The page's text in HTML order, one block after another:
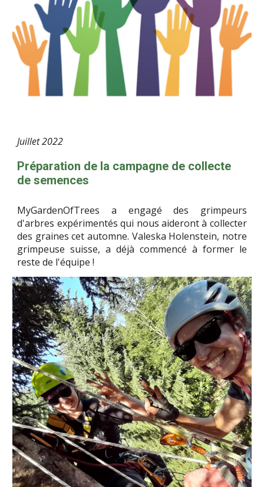
Juillet2022
Préparation de la campagne de collecte
de semences
MyGardenOfTrees a engagé des grimpeurs
d'arbres expérimentés qui nous aideront à collecter
des graines cet automne. Valeska Holenstein, notre
grimpeuse suisse, a déjà commencé à former le
reste de l'équipe !